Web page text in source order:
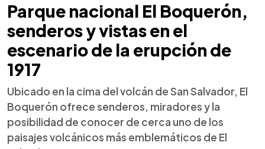
Parque nacional El Boquerón,
senderos y vistas en el
escenario de la erupción de
1917
Ubicado en la cima del volcán de San Salvador, El
Boquerón ofrece senderos, miradores y la
posibilidad de conocer de cerca uno de los
paisajes volcánicos más emblemáticos de El